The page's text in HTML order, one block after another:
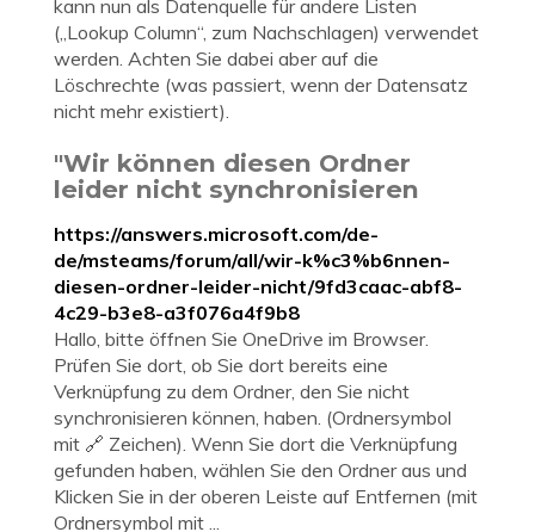
kann nun als Datenquelle für andere Listen
(„Lookup Column“, zum Nachschlagen) verwendet
werden. Achten Sie dabei aber auf die
Löschrechte (was passiert, wenn der Datensatz
nicht mehr existiert).
"Wir können diesen Ordner
leider nicht synchronisieren
https://answers.microsoft.com/de-
de/msteams/forum/all/wir-k%c3%b6nnen-
diesen-ordner-leider-nicht/9fd3caac-abf8-
4c29-b3e8-a3f076a4f9b8
Hallo, bitte öffnen Sie OneDrive im Browser.
Prüfen Sie dort, ob Sie dort bereits eine
Verknüpfung zu dem Ordner, den Sie nicht
synchronisieren können, haben. (Ordnersymbol
mit 🔗 Zeichen). Wenn Sie dort die Verknüpfung
gefunden haben, wählen Sie den Ordner aus und
Klicken Sie in der oberen Leiste auf Entfernen (mit
Ordnersymbol mit ...